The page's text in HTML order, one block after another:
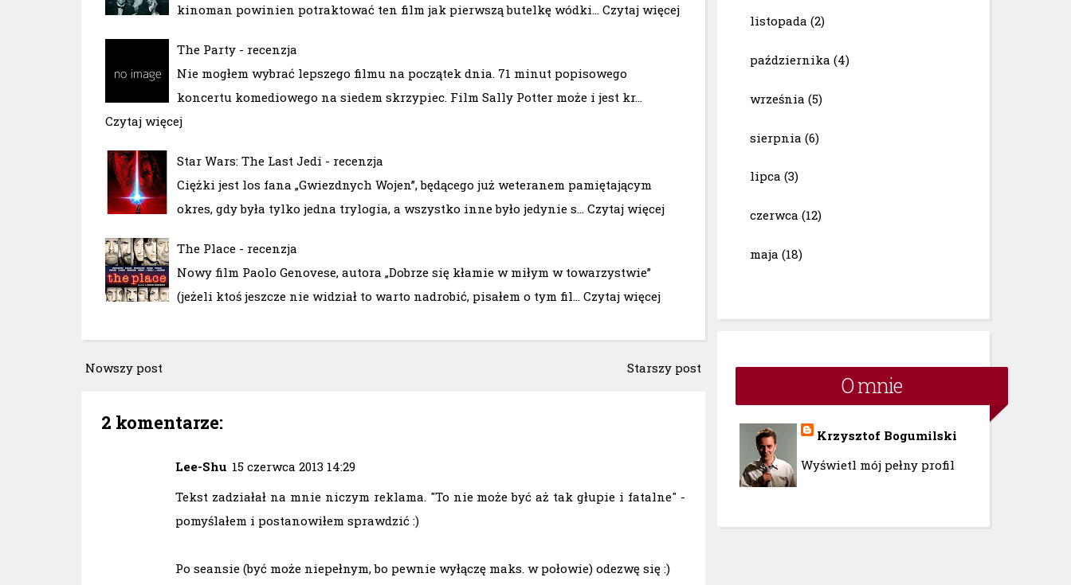
kinoman powinien potraktować ten film jak pierwszą butelkę wódki… Czytaj więcej
The Party - recenzja
Nie mogłem wybrać lepszego filmu na początek dnia. 71 minut popisowego
koncertu komediowego na siedem skrzypiec. Film Sally Potter może i jest kr…
Czytaj więcej
Star Wars: The Last Jedi - recenzja
Ciężki jest los fana „Gwiezdnych Wojen”, będącego już weteranem pamiętającym
okres, gdy była tylko jedna trylogia, a wszystko inne było jedynie s… Czytaj więcej
The Place - recenzja
Nowy film Paolo Genovese, autora „Dobrze się kłamie w miłym w towarzystwie”
(jeżeli ktoś jeszcze nie widział to warto nadrobić, pisałem o tym fil… Czytaj więcej
Nowszy post Starszy post
2 komentarze:
Lee-Shu 15 czerwca 2013 14:29
Tekst zadziałał na mnie niczym reklama. "To nie może być aż tak głupie i fatalne" -
pomyślałem i postanowiłem sprawdzić :)
Po seansie (być może niepełnym, bo pewnie wyłączę maks. w połowie) odezwę się :)
listopada (2)
października (4)
września (5)
sierpnia (6)
lipca (3)
czerwca (12)
maja (18)
O mnie
Krzysztof Bogumilski
Wyświetl mój pełny profil